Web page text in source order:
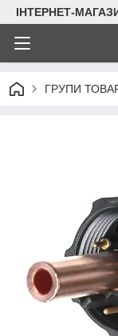
ІНТЕРНЕТ-
ГРУПИ